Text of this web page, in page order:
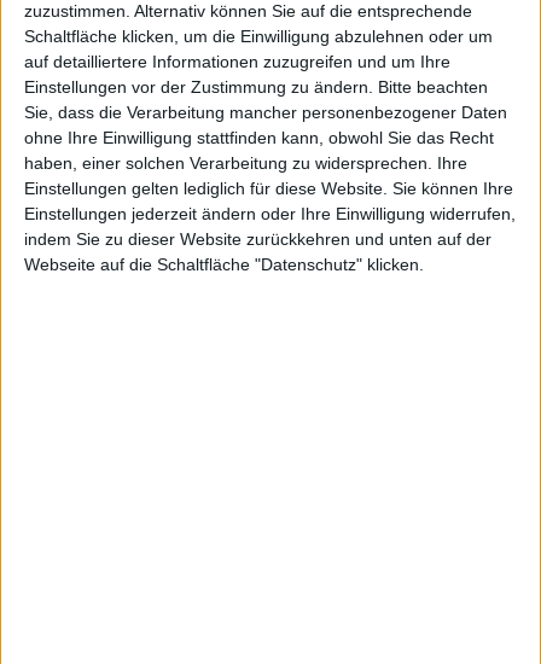
zuzustimmen. Alternativ können Sie auf die entsprechende
Schaltfläche klicken, um die Einwilligung abzulehnen oder um
auf detailliertere Informationen zuzugreifen und um Ihre
Einstellungen vor der Zustimmung zu ändern. Bitte beachten
Sie, dass die Verarbeitung mancher personenbezogener Daten
ohne Ihre Einwilligung stattfinden kann, obwohl Sie das Recht
haben, einer solchen Verarbeitung zu widersprechen. Ihre
Einstellungen gelten lediglich für diese Website. Sie können Ihre
Einstellungen jederzeit ändern oder Ihre Einwilligung widerrufen,
indem Sie zu dieser Website zurückkehren und unten auf der
Webseite auf die Schaltfläche "Datenschutz" klicken.
Sebastian Bielski : Unsere hohen Erwartungen haben sich
bisher voll erfüllt und die enorme Wertschöpfung dieser
transformativen Akquisition ist bereits deutlicher sichtbar:
Mit der Vollkonsolidierung von Interhome hat unser B2B-
Segment HomeToGo_PRO seine IFRS-Umsätze in Q1/26
im Vorjahresvergleich mehr als vervierfacht und steuert nun
zwei Drittel zu unseren Gruppenumsätzen bei. Auf einer
echten Like-for-Like-Basis konnten wir das bereinigte
EBITDA im PRO-Segment im ersten Quartal bereits um 40